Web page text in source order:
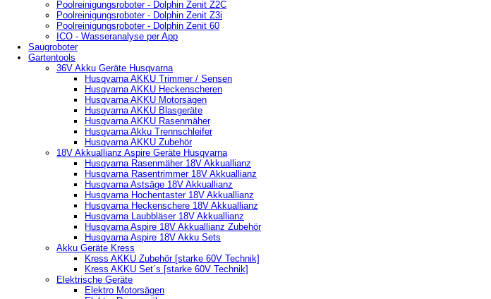
Poolreinigungsroboter - Dolphin Zenit Z2C
Poolreinigungsroboter - Dolphin Zenit Z3i
Poolreinigungsroboter - Dolphin Zenit 60
ICO - Wasseranalyse per App
Saugroboter
Gartentools
36V Akku Geräte Husqvarna
Husqvarna AKKU Trimmer / Sensen
Husqvarna AKKU Heckenscheren
Husqvarna AKKU Motorsägen
Husqvarna AKKU Blasgeräte
Husqvarna AKKU Rasenmäher
Husqvarna Akku Trennschleifer
Husqvarna AKKU Zubehör
18V Akkuallianz Aspire Geräte Husqvarna
Husqvarna Rasenmäher 18V Akkuallianz
Husqvarna Rasentrimmer 18V Akkuallianz
Husqvarna Astsäge 18V Akkuallianz
Husqvarna Hochentaster 18V Akkuallianz
Husqvarna Heckenschere 18V Akkuallianz
Husqvarna Laubbläser 18V Akkuallianz
Husqvarna Aspire 18V Akkuallianz Zubehör
Husqvarna Aspire 18V Akku Sets
Akku Geräte Kress
Kress AKKU Zubehör [starke 60V Technik]
Kress AKKU Set´s [starke 60V Technik]
Elektrische Geräte
Elektro Motorsägen